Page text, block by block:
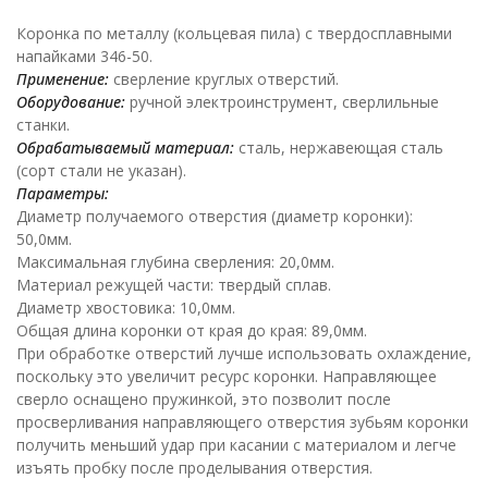
Коронка по металлу (кольцевая пила) с твердосплавными
напайками 346-50.
Применение: сверление круглых отверстий.
Оборудование: ручной электроинструмент, сверлильные
станки.
Обрабатываемый материал: сталь, нержавеющая сталь
(сорт стали не указан).
Параметры:
Диаметр получаемого отверстия (диаметр коронки):
50,0мм.
Максимальная глубина сверления: 20,0мм.
Материал режущей части: твердый сплав.
Диаметр хвостовика: 10,0мм.
Общая длина коронки от края до края: 89,0мм.
При обработке отверстий лучше использовать охлаждение,
поскольку это увеличит ресурс коронки. Направляющее
сверло оснащено пружинкой, это позволит после
просверливания направляющего отверстия зубьям коронки
получить меньший удар при касании с материалом и легче
изъять пробку после проделывания отверстия.